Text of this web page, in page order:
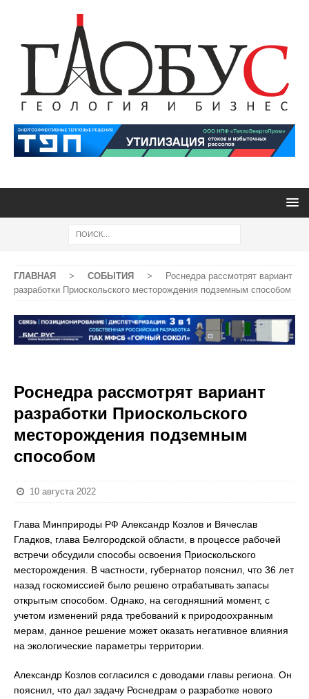
ГЛАВНАЯ > СОБЫТИЯ >
Роснедра рассмотрят вариант
разработки Приоскольского месторождения подземным способом
Роснедра рассмотрят вариант
разработки Приоскольского
месторождения подземным
способом
10 августа 2022
Глава Минприроды РФ Александр Козлов и Вячеслав
Гладков, глава Белгородской области, в процессе рабочей
встречи обсудили способы освоения Приоскольского
месторождения. В частности, губернатор пояснил, что 36 лет
назад госкомиссией было решено отрабатывать запасы
открытым способом. Однако, на сегодняшний момент, с
учетом изменений ряда требований к природоохранным
мерам, данное решение может оказать негативное влияния
на экологические параметры территории.
Александр Козлов согласился с доводами главы региона. Он
пояснил, что дал задачу Роснедрам о разработке нового